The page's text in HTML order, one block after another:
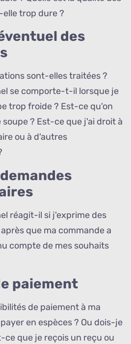
trop dure ?
des
sont-elles traitées ?
se comporte-t-il lorsque je
trop froide ? Est-ce qu'on
? Est-ce que j'ai droit à
ou à d'autres
réagit-il si j'exprime des
que ma commande a
compte de mes souhaits
paiement
de paiement à ma
en espèces ? Ou dois-je
ce que je reçois un reçu ou